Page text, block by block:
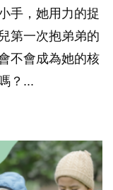
手，她用力的捉
第一次抱弟弟的
不會成為她的核
？...